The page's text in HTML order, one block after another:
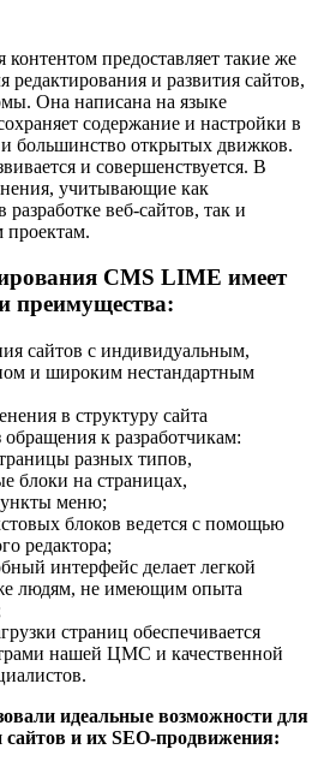
предоставляет такие же
и развития сайтов,
Она написана на языке
содержание и настройки в
большинство открытых движков.
и совершенствуется. В
учитывающие как
веб-сайтов, так и
проектам.
CMS LIME имеет
преимущества:
сайтов с индивидуальным,
и широким нестандартным
в структуру сайта
обращения к разработчикам:
разных типов,
блоки на страницах,
меню;
блоков ведется с помощью
редактора;
интерфейс делает легкой
людям, не имеющим опыта
страниц обеспечивается
нашей ЦМС и качественной
идеальные возможности для
и их SEO-продвижения: